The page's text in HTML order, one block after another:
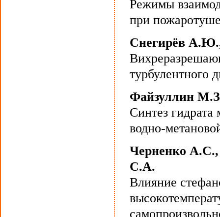
Режимы
при
Снегирёв
турбулентного
Файзуллин
Синтез гидрата
водно-
Черненко
С.А.
Влияние